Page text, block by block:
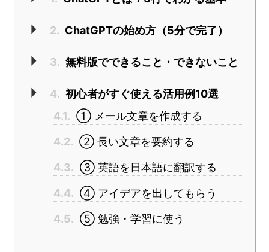
2. ChatGPTの始め方（5分で完了）
3. 無料版でできること・できないこと
4. 初心者がすぐ使える活用例10選
4.1. ① メール文章を作成する
4.2. ② 長い文章を要約する
4.3. ③ 英語を日本語に翻訳する
4.4. ④ アイデアを出してもらう
4.5. ⑤ 勉強・学習に使う